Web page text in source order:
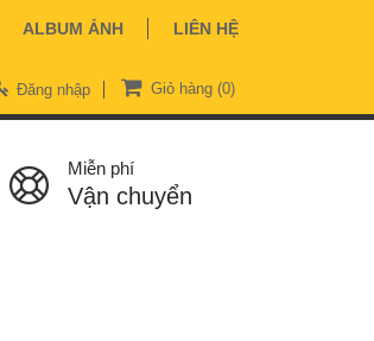
ALBUM ẢNH LIÊN HỆ
Giỏ hàng (0)
Đăng nhập
Miễn phí
Vận chuyển